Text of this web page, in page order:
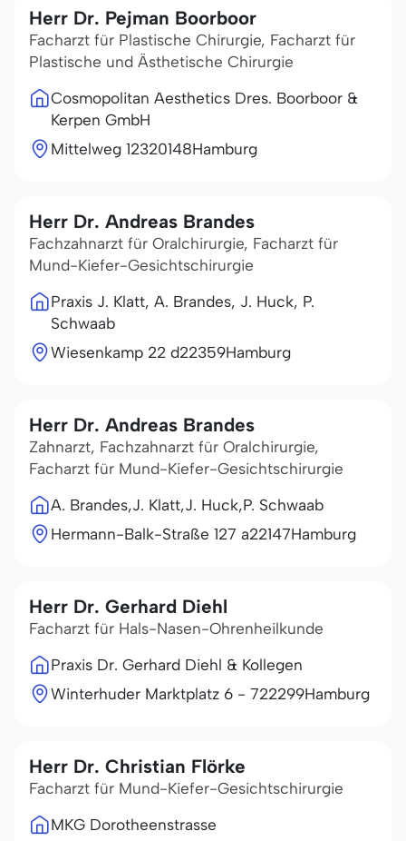
Herr Dr. Pejman Boorboor
Facharzt für Plastische Chirurgie, Facharzt für
Plastische und Ästhetische Chirurgie
Cosmopolitan Aesthetics Dres. Boorboor &
Kerpen GmbH
Mittelweg 12320148Hamburg
Herr Dr. Andreas Brandes
Fachzahnarzt für Oralchirurgie, Facharzt für
Mund-Kiefer-Gesichtschirurgie
Praxis J. Klatt, A. Brandes, J. Huck, P.
Schwaab
Wiesenkamp 22 d22359Hamburg
Herr Dr. Andreas Brandes
Zahnarzt, Fachzahnarzt für Oralchirurgie,
Facharzt für Mund-Kiefer-Gesichtschirurgie
A. Brandes,J. Klatt,J. Huck,P. Schwaab
Hermann-Balk-Straße 127 a22147Hamburg
Herr Dr. Gerhard Diehl
Facharzt für Hals-Nasen-Ohrenheilkunde
Praxis Dr. Gerhard Diehl & Kollegen
Winterhuder Marktplatz 6 - 722299Hamburg
Herr Dr. Christian Flörke
Facharzt für Mund-Kiefer-Gesichtschirurgie
MKG Dorotheenstrasse